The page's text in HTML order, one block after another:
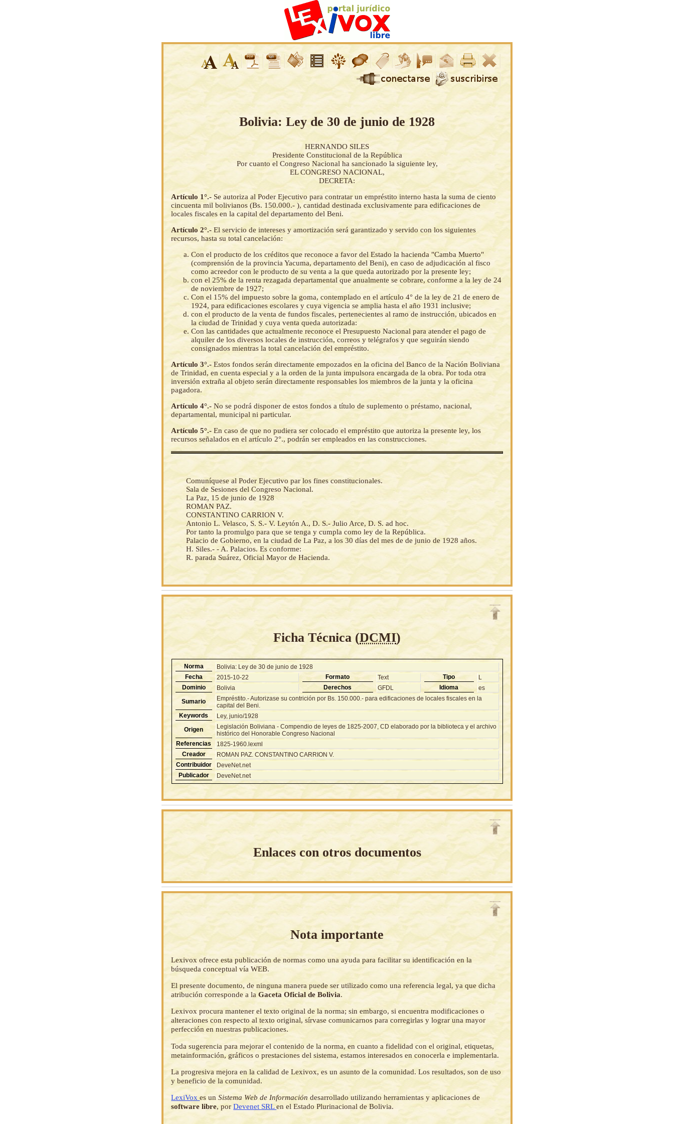
Bolivia: Ley de 30 de junio de 1928
HERNANDO SILES
Presidente Constitucional de la República
Por cuanto el Congreso Nacional ha sancionado la siguiente ley,
EL CONGRESO NACIONAL,
DECRETA:
Artículo 1°.- Se autoriza al Poder Ejecutivo para contratar un empréstito interno hasta la suma de ciento
cincuenta mil bolivianos (Bs. 150.000.- ), cantidad destinada exclusivamente para edificaciones de
locales fiscales en la capital del departamento del Beni.
Artículo 2°.- El servicio de intereses y amortización será garantizado y servido con los siguientes
recursos, hasta su total cancelación:
Con el producto de los créditos que reconoce a favor del Estado la hacienda "Camba Muerto"
(comprensión de la provincia Yacuma, departamento del Beni), en caso de adjudicación al fisco
como acreedor con le producto de su venta a la que queda autorizado por la presente ley;
con el 25% de la renta rezagada departamental que anualmente se cobrare, conforme a la ley de 24
de noviembre de 1927;
Con el 15% del impuesto sobre la goma, contemplado en el artículo 4° de la ley de 21 de enero de
1924, para edificaciones escolares y cuya vigencia se amplia hasta el año 1931 inclusive;
con el producto de la venta de fundos fiscales, pertenecientes al ramo de instrucción, ubicados en
la ciudad de Trinidad y cuya venta queda autorizada:
Con las cantidades que actualmente reconoce el Presupuesto Nacional para atender el pago de
alquiler de los diversos locales de instrucción, correos y telégrafos y que seguirán siendo
consignados mientras la total cancelación del empréstito.
Artículo 3°.-Estos fondos serán directamente empozados en la oficina del Banco de la Nación Boliviana
de Trinidad, en cuenta especial y a la orden de la junta impulsora encargada de la obra. Por toda otra
inversión extraña al objeto serán directamente responsables los miembros de la junta y la oficina
pagadora.
Artículo 4°.- No se podrá disponer de estos fondos a título de suplemento o préstamo, nacional,
departamental, municipal ni particular.
Artículo 5°.- En caso de que no pudiera ser colocado el empréstito que autoriza la presente ley, los
recursos señalados en el artículo 2°., podrán ser empleados en las construcciones.
Comuníquese al Poder Ejecutivo par los fines constitucionales.
Sala de Sesiones del Congreso Nacional.
La Paz, 15 de junio de 1928
ROMAN PAZ.
CONSTANTINO CARRION V.
Antonio L. Velasco, S. S.- V. Leytón A., D. S.- Julio Arce, D. S. ad hoc.
Por tanto la promulgo para que se tenga y cumpla como ley de la República.
Palacio de Gobierno, en la ciudad de La Paz, a los 30 días del mes de de junio de 1928 años.
H. Siles.- - A. Palacios. Es conforme:
R. parada Suárez, Oficial Mayor de Hacienda.
Ficha Técnica (DCMI)
Norma
Bolivia: Ley de 30 de junio de 1928
Fecha
2015-10-22 Formato Text Tipo
L
Dominio
Bolivia Derechos GFDL Idioma
es
Sumario
Empréstito.- Autorizase su contrición por Bs. 150.000.- para edificaciones de locales fiscales en la
capital del Beni.
Keywords
Ley, junio/1928
Origen
Legislación Boliviana - Compendio de leyes de 1825-2007, CD elaborado por la biblioteca y el archivo
histórico del Honorable Congreso Nacional
Referencias
1825-1960.lexml
Creador
ROMAN PAZ. CONSTANTINO CARRION V.
Contribuidor
DeveNet.net
Publicador
DeveNet.net
Enlaces con otros documentos
Nota importante
Lexivox ofrece esta publicación de normas como una ayuda para facilitar su identificación en la
búsqueda conceptual vía WEB.
El presente documento, de ninguna manera puede ser utilizado como una referencia legal, ya que dicha
atribución corresponde a laGaceta Oficial de Bolivia.
Lexivox procura mantener el texto original de la norma; sin embargo, si encuentra modificaciones o
alteraciones con respecto al texto original, sírvase comunicarnos para corregirlas y lograr una mayor
perfección en nuestras publicaciones.
Toda sugerencia para mejorar el contenido de la norma, en cuanto a fidelidad con el original, etiquetas,
metainformación, gráficos o prestaciones del sistema, estamos interesados en conocerla e implementarla.
La progresiva mejora en la calidad de Lexivox, es un asunto de la comunidad. Los resultados, son de uso
y beneficio de la comunidad.
LexiVoxes unSistema Web de Información desarrollado utilizando herramientas y aplicaciones de
software libre, porDevenet SRLen el Estado Plurinacional de Bolivia.